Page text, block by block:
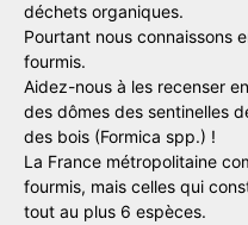
déchets organiques.
Pourtant nous connaissons
fourmis.
Aidez-nous à les recenser
des dômes des sentinelles
des bois (Formica spp.) !
La France métropolitaine
fourmis, mais celles qui
tout au plus 6 espèces.